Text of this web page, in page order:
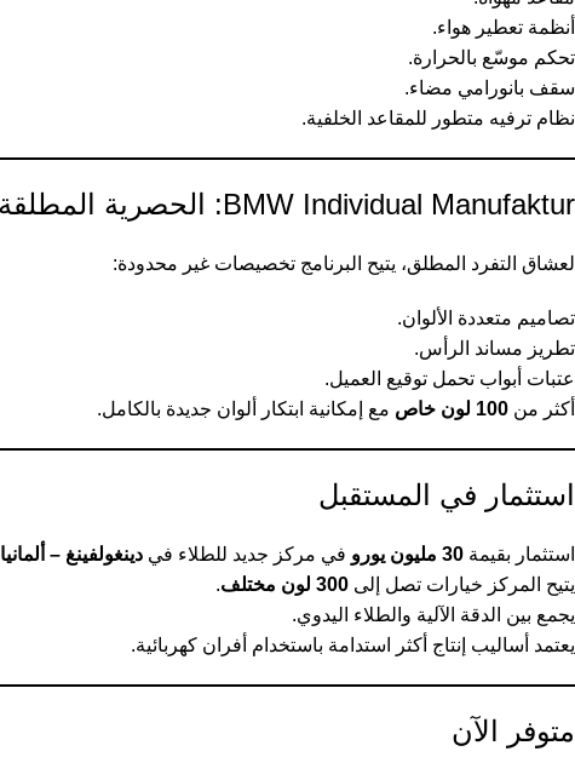
أنظمة تعطير هواء.
تحكم موسّع بالحرارة.
سقف بانورامي مضاء.
نظام ترفيه متطور للمقاعد الخلفية.
BMW Individual Manufaktur: الحصرية المطلقة
لعشاق التفرد المطلق، يتيح البرنامج تخصيصات غير محدودة:
تصاميم متعددة الألوان.
تطريز مساند الرأس.
عتبات أبواب تحمل توقيع العميل.
أكثر من 100 لون خاص مع إمكانية ابتكار ألوان جديدة بالكامل.
استثمار في المستقبل
استثمار بقيمة 30 مليون يورو في مركز جديد للطلاء في دينغولفينغ – ألمانيا
يتيح المركز خيارات تصل إلى 300 لون مختلف
.
يجمع بين الدقة الآلية والطلاء اليدوي.
يعتمد أساليب إنتاج أكثر استدامة باستخدام أفران كهربائية.
متوفر الآن